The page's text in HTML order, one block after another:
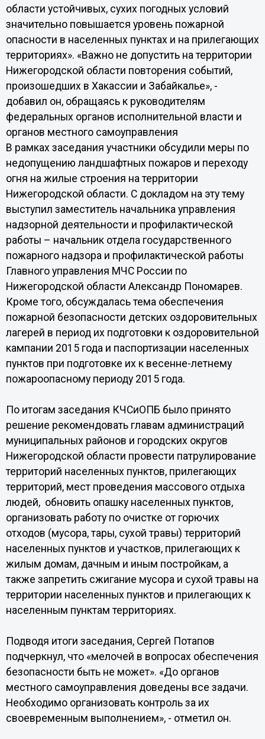
области устойчивых, сухих погодных условий
значительно повышается уровень пожарной
опасности в населенных пунктах и на прилегающих
территориях». «Важно не допустить на территории
Нижегородской области повторения событий,
произошедших в Хакассии и Забайкалье», -
добавил он, обращаясь к руководителям
федеральных органов исполнительной власти и
органов местного самоуправления
В рамках заседания участники обсудили меры по
недопущению ландшафтных пожаров и переходу
огня на жилые строения на территории
Нижегородской области. С докладом на эту тему
выступил заместитель начальника управления
надзорной деятельности и профилактической
работы – начальник отдела государственного
пожарного надзора и профилактической работы
Главного управления МЧС России по
Нижегородской области Александр Пономарев.
Кроме того, обсуждалась тема обеспечения
пожарной безопасности детских оздоровительных
лагерей в период их подготовки к оздоровительной
кампании 2015 года и паспортизации населенных
пунктов при подготовке их к весенне-летнему
пожароопасному периоду 2015 года.
По итогам заседания КЧСиОПБ было принято
решение рекомендовать главам администраций
муниципальных районов и городских округов
Нижегородской области провести патрулирование
территорий населенных пунктов, прилегающих
территорий, мест проведения массового отдыха
людей, обновить опашку населенных пунктов,
организовать работу по очистке от горючих
отходов (мусора, тары, сухой травы) территорий
населенных пунктов и участков, прилегающих к
жилым домам, дачным и иным постройкам, а
также запретить сжигание мусора и сухой травы на
территории населенных пунктов и прилегающих к
населенным пунктам территориях.
Подводя итоги заседания, Сергей Потапов
подчеркнул, что «мелочей в вопросах обеспечения
безопасности быть не может». «До органов
местного самоуправления доведены все задачи.
Необходимо организовать контроль за их
своевременным выполнением», - отметил он.